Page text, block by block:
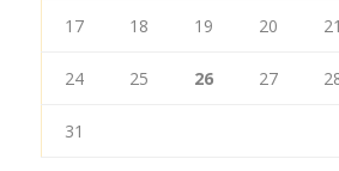
17 18 19 20 21
24 25 26 27
31